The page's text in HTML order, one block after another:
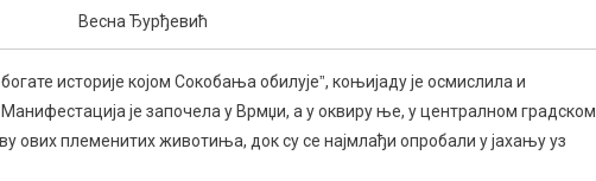
Весна Ђурђевић
историје којом Сокобања обилујеˮ, коњијаду је осмислила и
је започела у Врмџи, а у оквиру ње, у централном градском
ових племенитих животиња, док су се најмлађи опробали у јахању уз